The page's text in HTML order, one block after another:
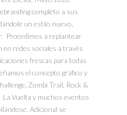
completo a sus
un estilo nuevo,
Procedimos a replantear
en redes sociales a través
frescas para todas
el concepto gráfico y
Zombi Trail, Rock &
Vuelta y muchos eventos
Adicional se